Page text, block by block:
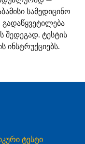
სამედიცინო
გადაწყვეტილება
შედეგად. ტესტის
ინსტრუქციებს.
ტესტი